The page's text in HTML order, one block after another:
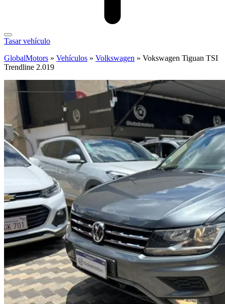
Tasar vehículo
GlobalMotors » Vehículos » Volkswagen » Vokswagen Tiguan TSI
Trendline 2.019